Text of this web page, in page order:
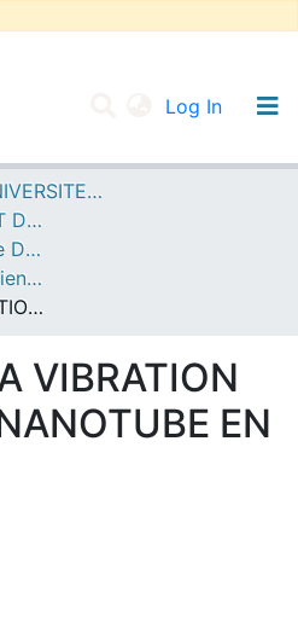
Log In
BEL ABBES
--> DSPACE UNIVERSITE DJILALLI LIABES DE SIDI BEL ABBES
A--> VICE-RECTORAT DE LA POST-GRADUATION
2- [ VRPG] Thèses de Doctorat en Sciences
- [ VRPG-Doc-Sc] Sciences physiques --- علوم فيزيائية
ETUDE DE LA VIBRATION LIBRE D’UN NANOTUBE EN CARBONE
VIBRATION
EN